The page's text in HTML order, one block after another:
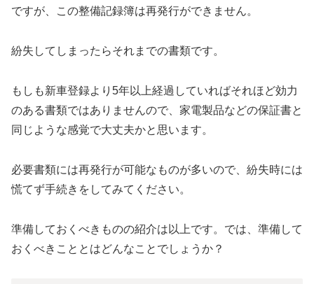
ですが、この整備記録簿は再発行ができません。
紛失してしまったらそれまでの書類です。
もしも新車登録より5年以上経過していればそれほど効力
のある書類ではありませんので、家電製品などの保証書と
同じような感覚で大丈夫かと思います。
必要書類には再発行が可能なものが多いので、紛失時には
慌てず手続きをしてみてください。
準備しておくべきものの紹介は以上です。では、準備して
おくべきこととはどんなことでしょうか？